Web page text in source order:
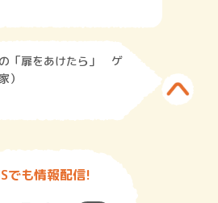
「扉をあけたら」 ゲ
）
でも情報配信!